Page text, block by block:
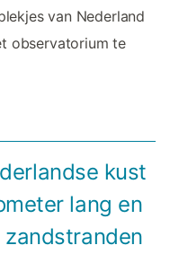
van Nederland
observatorium te
kust
lang en